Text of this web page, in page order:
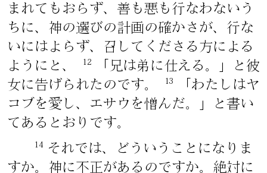
まれてもおらず、善も悪も行なわないう
ちに、神の選びの計画の確かさが、行な
いにはよらず、召してくださる方による
ようにと、
12
「兄は弟に仕える。」と彼
女に告げられたのです。
13
「わたしはヤ
コブを愛し、エサウを憎んだ。」と書い
てあるとおりです。
14
それでは、どういうことになりま
すか。神に不正があるのですか。絶対に